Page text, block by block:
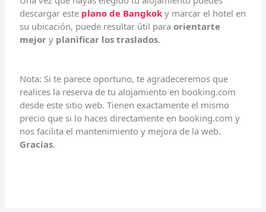
descargar este plano de Bangkok y marcar el hotel en
su ubicación, puede resultar útil paraorientarte
mejor y planificar los traslados.
Nota: Si te parece oportuno, te agradeceremos que
realices la reserva de tu alojamiento en booking.com
desde este sitio web. Tienen exactamente el mismo
precio que si lo haces directamente en booking.com y
nos facilita el mantenimiento y mejora de la web.
Gracias.